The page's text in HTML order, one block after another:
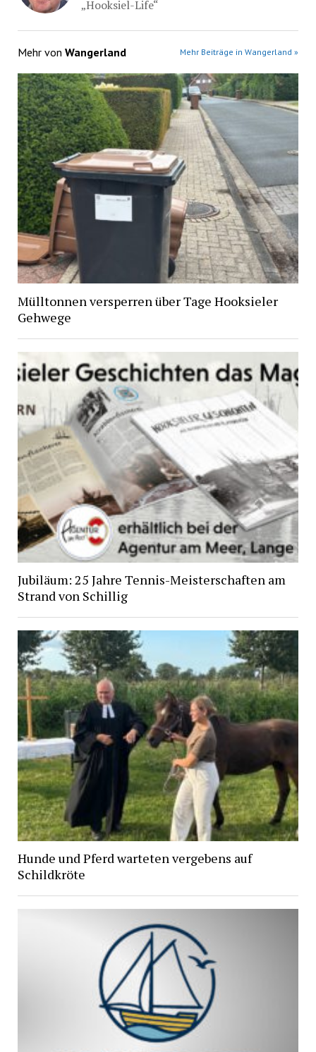
„Hooksiel-Life“
Mehr von Wangerland Mehr Beiträge in Wangerland »
Mülltonnen versperren über Tage Hooksieler
Gehwege
Jubiläum: 25 Jahre Tennis-Meisterschaften am
Strand von Schillig
Hunde und Pferd warteten vergebens auf
Schildkröte